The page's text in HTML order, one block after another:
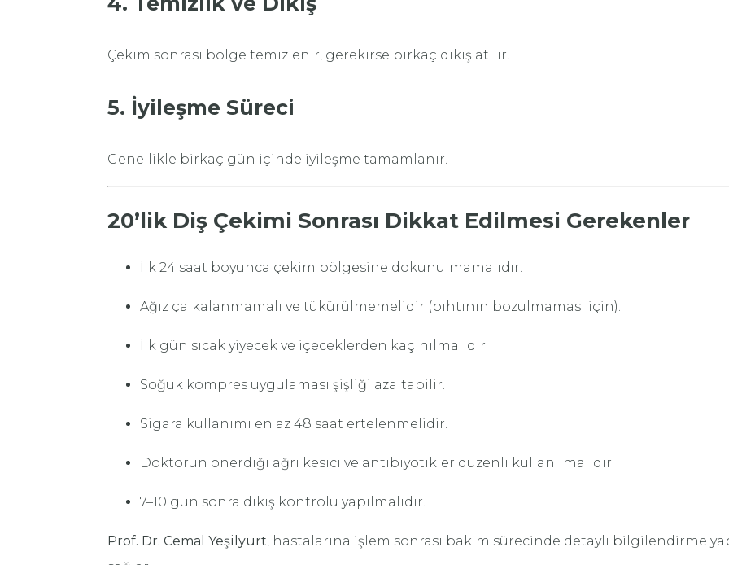
Çekim sonrası bölge temizlenir, gerekirse birkaç dikiş atılır.
5. İyileşme Süreci
Genellikle birkaç gün içinde iyileşme tamamlanır.
20’lik Diş Çekimi Sonrası Dikkat Edilmesi Gerekenler
İlk 24 saat boyunca çekim bölgesine dokunulmamalıdır.
Ağız çalkalanmamalı ve tükürülmemelidir (pıhtının bozulmaması için).
İlk gün sıcak yiyecek ve içeceklerden kaçınılmalıdır.
Soğuk kompres uygulaması şişliği azaltabilir.
Sigara kullanımı en az 48 saat ertelenmelidir.
Doktorun önerdiği ağrı kesici ve antibiyotikler düzenli kullanılmalıdır.
7–10 gün sonra dikiş kontrolü yapılmalıdır.
Prof. Dr. Cemal Yeşilyurt, hastalarına işlem sonrası bakım sürecinde detaylı bilgilendirme